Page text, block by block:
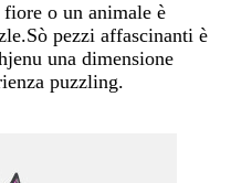
o un animale è
pezzi affascinanti è
una dimensione
puzzling.